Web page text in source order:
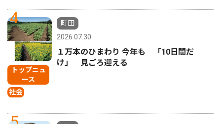
4
トップニュ
ース
社会
町田
2026.07.30
１万本のひまわり 今年も 「10日間だ
け」 見ごろ迎える